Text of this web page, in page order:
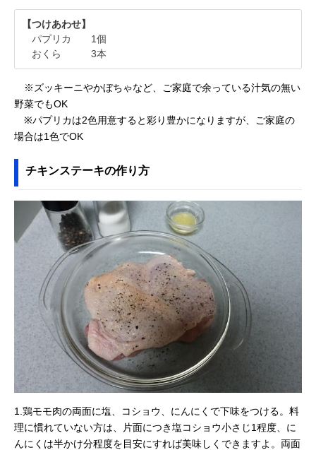
【つけあわせ】
パプリカ 1個
おくら 3本
※ズッキーニやかぼちゃなど、ご家庭で余っている汁気の無い
野菜でもOK
※パプリカは2色用意すると彩り豊かになりますが、ご家庭の
場合は1色でOK
チキンステーキの作り方
1.鶏モモ肉の両面に塩、コショウ、にんにくで下味をつける。料
理に慣れていない方は、片面につき塩コショウ小さじ1程度、に
んにくは半かけ分程度を目安にすれば美味しくできますよ。両面